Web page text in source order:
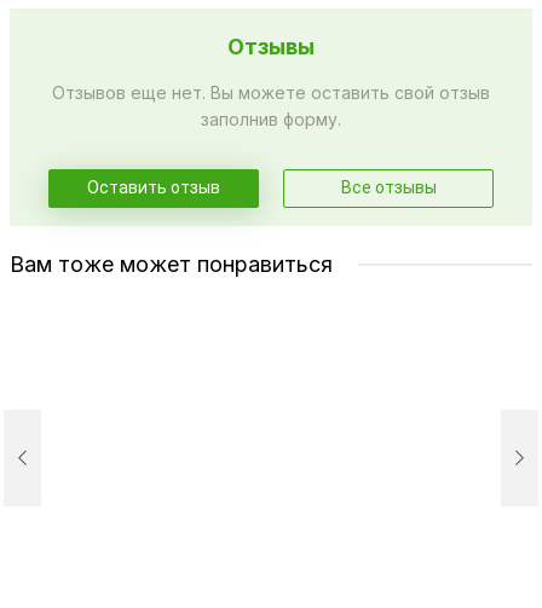
Отзывы
Отзывов еще нет. Вы можете оставить свой отзыв
заполнив форму.
Оставить отзыв Все отзывы
Вам тоже может понравиться